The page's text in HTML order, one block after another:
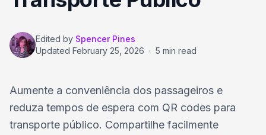
Edited by Spencer Pines
Updated February 25, 2026 · 5 min read
Aumente a conveniência dos passageiros e
reduza tempos de espera com QR codes para
transporte público. Compartilhe facilmente